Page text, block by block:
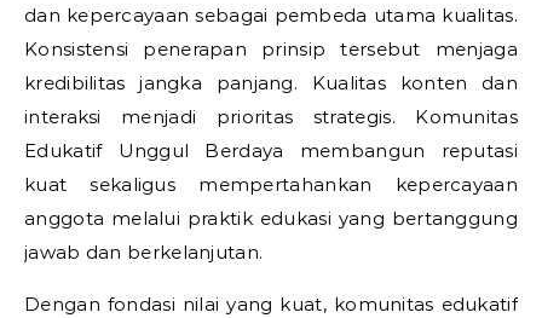
dan kepercayaan sebagai pembeda utama kualitas.
Konsistensi penerapan prinsip tersebut menjaga
kredibilitas jangka panjang. Kualitas konten dan
interaksi menjadi prioritas strategis. Komunitas
Edukatif Unggul Berdaya membangun reputasi
kuat sekaligus mempertahankan kepercayaan
anggota melalui praktik edukasi yang bertanggung
jawab dan berkelanjutan.
Dengan fondasi nilai yang kuat, komunitas edukatif